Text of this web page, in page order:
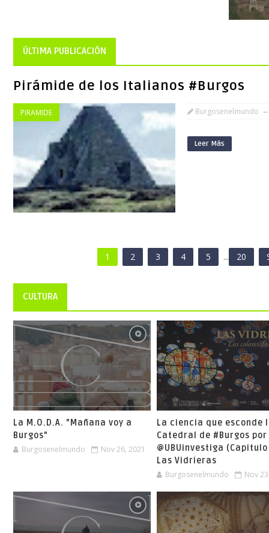
ÚLTIMA PUBLICACIÓN
Pirámide de los Italianos #Burgos
PIRAMIDE Burgosenelmundo
Leer Más
1 2 3 4 5 ... 20
CULTURA
La M.O.D.A. "Mañana voy a
Burgos"
Burgosenelmundo
Nov 26, 2021
La ciencia que esconde
Catedral de #Burgos por
@UBUinvestiga (Capitulo
Las Vidrieras
Burgosenelmundo
Nov